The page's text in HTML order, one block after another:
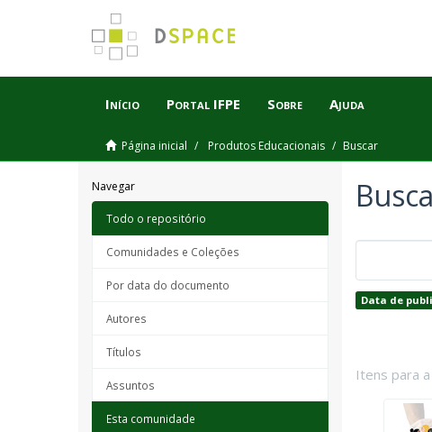
Início Portal IFPE Sobre Ajuda
Página inicial Produtos Educacionais Buscar
Navegar
Todo o repositório
Comunidades e Coleções
Por data do documento
Autores
Títulos
Assuntos
Esta comunidade
Data de
Itens para